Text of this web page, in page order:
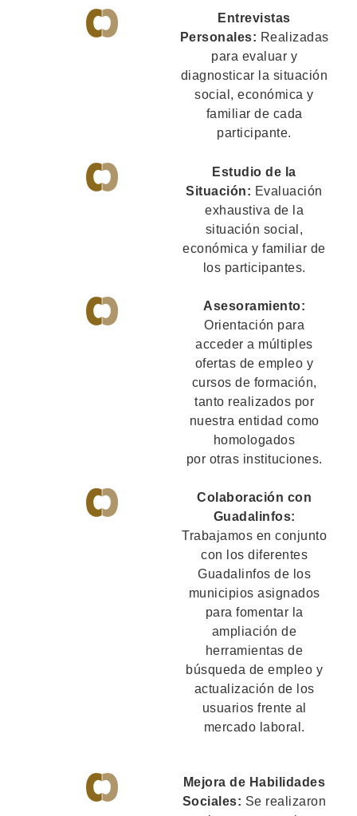
Entrevistas
Personales: Realizadas
para evaluar y
diagnosticar la situación
social, económica y
familiar de cada
participante.
Estudio de la
Situación: Evaluación
exhaustiva de la
situación social,
económica y familiar de
los participantes.
Asesoramiento:
Orientación para
acceder a múltiples
ofertas de empleo y
cursos de formación,
tanto realizados por
nuestra entidad como
homologados
por otras instituciones.
Colaboración con
Guadalinfos:
Trabajamos en conjunto
con los diferentes
Guadalinfos de los
municipios asignados
para fomentar la
ampliación de
herramientas de
búsqueda de empleo y
actualización de los
usuarios frente al
mercado laboral.
Mejora de Habilidades
Sociales: Se realizaron